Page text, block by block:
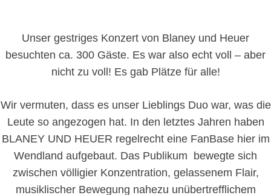
Unser gestriges Konzert von Blaney und Heuer
besuchten ca. 300 Gäste. Es war also echt voll – aber
nicht zu voll! Es gab Plätze für alle!
Wir vermuten, dass es unser Lieblings Duo war, was die
Leute so angezogen hat. In den letztes Jahren haben
BLANEY UND HEUER regelrecht eine FanBase hier im
Wendland aufgebaut. Das Publikum bewegte sich
zwischen völligier Konzentration, gelassenem Flair,
musiklischer Bewegung nahezu unübertrefflichem